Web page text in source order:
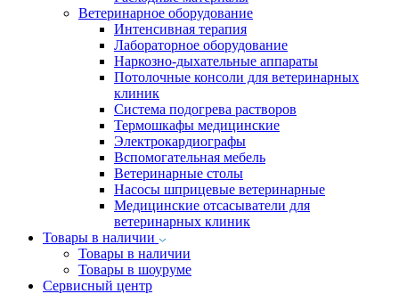
Ветеринарное оборудование
Интенсивная терапия
Лабораторное оборудование
Наркозно-дыхательные аппараты
Потолочные консоли для ветеринарных
клиник
Система подогрева растворов
Термошкафы медицинские
Электрокардиографы
Вспомогательная мебель
Ветеринарные столы
Насосы шприцевые ветеринарные
Медицинские отсасыватели для
ветеринарных клиник
Товары в наличии
Товары в наличии
Товары в шоуруме
Сервисный центр